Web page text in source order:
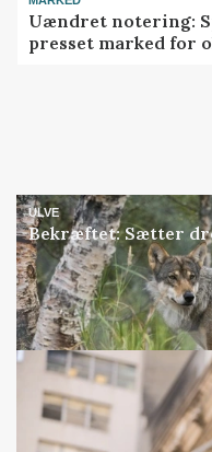
Uændret notering:
presset marked for
ULVE
Bekræftet: Sætter